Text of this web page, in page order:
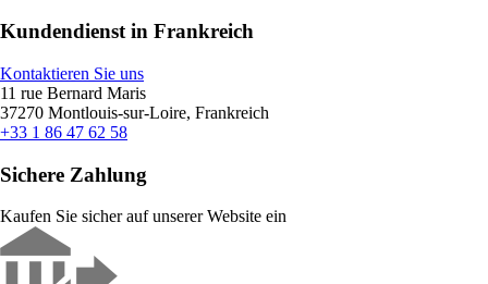
Kundendienst in Frankreich
Kontaktieren Sie uns
11 rue Bernard Maris
37270 Montlouis-sur-Loire, Frankreich
+33 1 86 47 62 58
Sichere Zahlung
Kaufen Sie sicher auf unserer Website ein